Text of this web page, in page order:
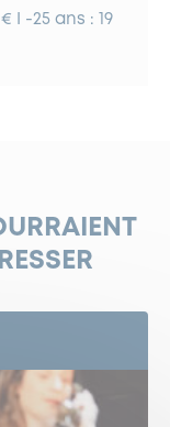
I -25 ans : 19